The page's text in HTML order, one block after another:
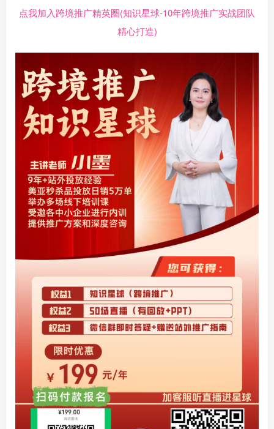
点我加入跨境推广精英圈(知识星球-10年跨境推广实战团队
精心打造)